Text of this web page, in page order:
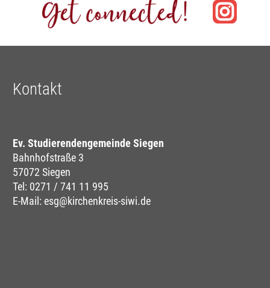
Kontakt
Ev. Studierendengemeinde Siegen
Bahnhofstraße 3
57072 Siegen
Tel: 0271 / 741 11 995
E-Mail: esg@kirchenkreis-siwi.de